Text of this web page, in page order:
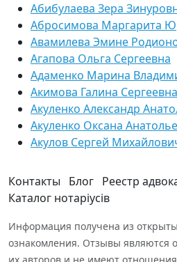
Абибулаева Зера
Абросимова Маргарита
Авамилева Эмине
Агапова Ольга Сергеевна
Адаменко Марина
Акимова Галина Сергеевна
Акуленко Александр
Акуленко Оксана
Акулов Сергей
Контакты Блог Реестр
Каталог нотаріусів
Информация получена из
ознакомления. Отзывы являются